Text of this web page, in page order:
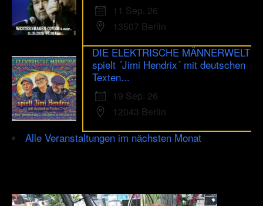
11 Sep. 26
13507 Berlin
DIE ELEKTRISCHE MÄNNERWELT
spielt ´Jimi Hendrix´ mit deutschen
Texten...
19 Sep. 26
12043 Berlin
Alle Veranstaltungen im nächsten Monat